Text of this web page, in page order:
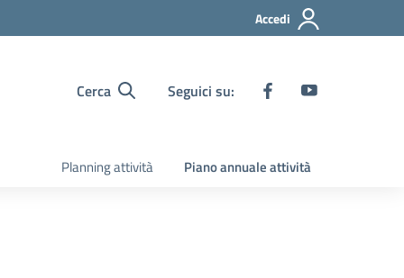
Accedi
Cerca Seguici su:
Planning attività Piano annuale attività